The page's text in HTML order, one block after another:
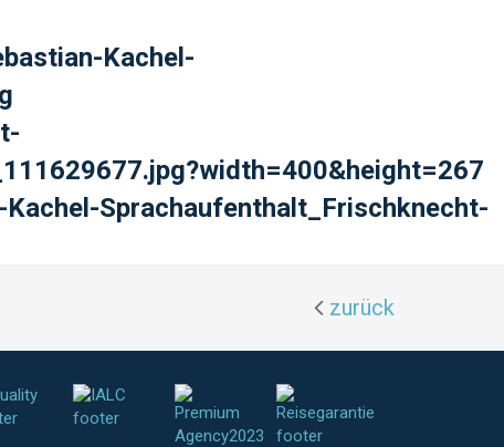
Kachel-
Sprachaufenthalt_Frischknecht-
zurück